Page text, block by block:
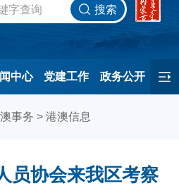
搜索
中心 党建工作 政务公开
事务 互动交流
事务 > 港澳信息
员协会来我区考察